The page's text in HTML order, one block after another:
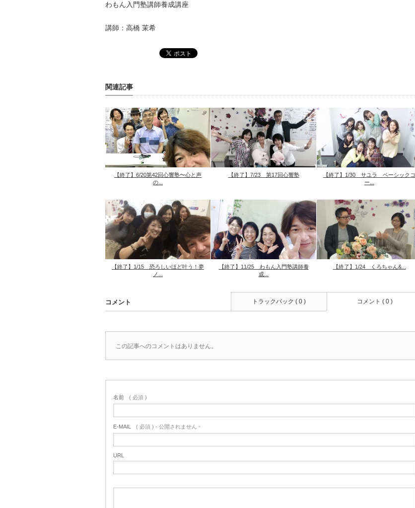
わもん入門塾講師養成講座
講師：高橋 茉希
関連記事
【終了】6/20第42回心響塾〜心と声
の...
【終了】7/23 第17回心響塾
【終了】1/30 サユラ ベーシックコ
ー...
【終了】1/15 恐ろしいほど叶う！夢
ノ...
【終了】11/25 わもん入門塾講師養
成...
【終了】1/24 くろちゃん&...
コメント コメント ( 0 )
トラックバック ( 0 )
この記事へのコメントはありません。
名前 ( 必須 )
E-MAIL ( 必須 ) - 公開されません -
URL